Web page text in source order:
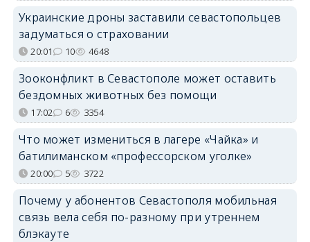
Украинские дроны заставили севастопольцев
задуматься о страховании
20:01 10 4648
Зооконфликт в Севастополе может оставить
бездомных животных без помощи
17:02 6 3354
Что может измениться в лагере «Чайка» и
батилиманском «профессорском уголке»
20:00 5 3722
Почему у абонентов Севастополя мобильная
связь вела себя по-разному при утреннем
блэкауте